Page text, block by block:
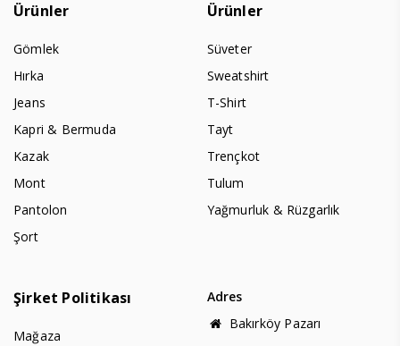
Ürünler
Gömlek
Hırka
Jeans
Kapri & Bermuda
Kazak
Mont
Pantolon
Şort
Ürünler
Süveter
Sweatshirt
T-Shirt
Tayt
Trençkot
Tulum
Yağmurluk & Rüzgarlık
Şirket Politikası
Mağaza
Adres
Bakırköy Pazarı